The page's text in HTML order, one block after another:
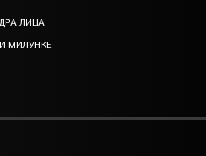
ЛИЦА
МИЛУНКЕ